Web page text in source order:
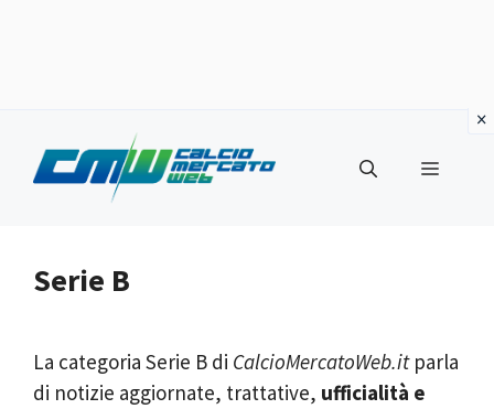
contenuto
Menu
Serie B
La categoria Serie B di CalcioMercatoWeb.itparla
di notizie aggiornate, trattative, ufficialità e